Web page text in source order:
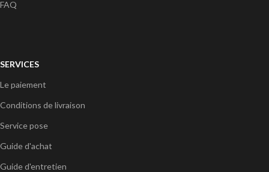
FAQ
SERVICES
Le paiement
Conditions de livraison
Service pose
Guide d'achat
Guide d'entretien